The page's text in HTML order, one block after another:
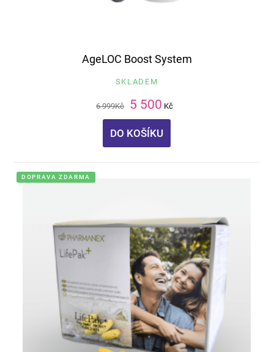
AgeLOC Boost System
SKLADEM
6 999Kč 5 500 Kč
DO KOŠÍKU
DOPRAVA ZDARMA